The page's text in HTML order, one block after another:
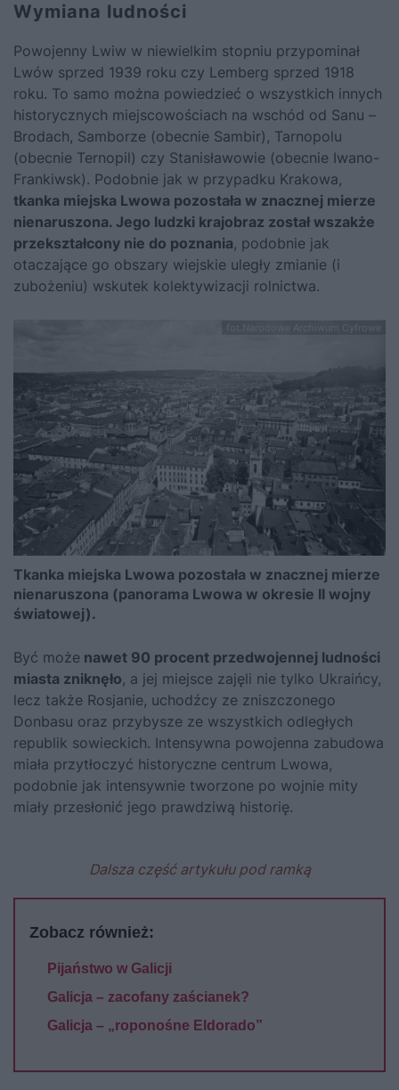
Wymiana ludności
Powojenny Lwiw w niewielkim stopniu przypominał
Lwów sprzed 1939 roku czy Lemberg sprzed 1918
roku. To samo można powiedzieć o wszystkich innych
historycznych miejscowościach na wschód od Sanu –
Brodach, Samborze (obecnie Sambir), Tarnopolu
(obecnie Ternopil) czy Stanisławowie (obecnie Iwano-
Frankiwsk). Podobnie jak w przypadku Krakowa,
tkanka miejska Lwowa pozostała w znacznej mierze
nienaruszona. Jego ludzki krajobraz został wszakże
przekształcony nie do poznania, podobnie jak
otaczające go obszary wiejskie uległy zmianie (i
zubożeniu) wskutek kolektywizacji rolnictwa.
fot.Narodowe Archiwum Cyfrowe
Tkanka miejska Lwowa pozostała w znacznej mierze
nienaruszona (panorama Lwowa w okresie II wojny
światowej).
Być może nawet 90 procent przedwojennej ludności
miasta zniknęło, a jej miejsce zajęli nie tylko Ukraińcy,
lecz także Rosjanie, uchodźcy ze zniszczonego
Donbasu oraz przybysze ze wszystkich odległych
republik sowieckich. Intensywna powojenna zabudowa
miała przytłoczyć historyczne centrum Lwowa,
podobnie jak intensywnie tworzone po wojnie mity
miały przesłonić jego prawdziwą historię.
Dalsza część artykułu pod ramką
Zobacz również:
Pijaństwo w Galicji
Galicja – zacofany zaścianek?
Galicja – „roponośne Eldorado”